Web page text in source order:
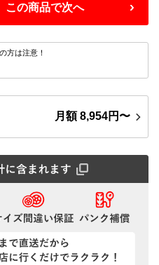
この商品で次へ
方は注意！
月額8,954円〜